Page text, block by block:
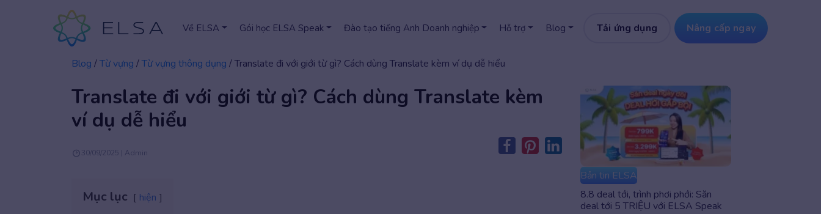
Về ELSA Gói học ELSA Speak Đào tạo tiếng Anh Doanh nghiệp Hỗ trợ Blog Tải ứng dụng Nâng cấp ngay
Blog /Từ vựng /Từ vựng thông dụng /Translate đi với giới từ gì? Cách dùng Translate kèm ví dụ dễ hiểu
Translate đi với giới từ gì? Cách dùng Translate kèm
ví dụ dễ hiểu
30/09/2025 | Admin
Mục lục hiện
Bản tin ELSA
8.8 deal tới, trình phơi phới: Săn
deal tới 5 TRIỆU với ELSA Speak